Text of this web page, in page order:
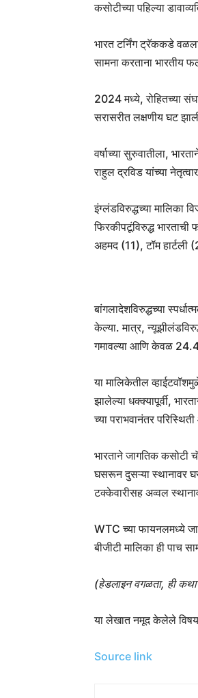
कसोटीच्या पहिल्या
भारत टर्निंग ट्रॅककडे
सामना करताना भारतीय
2024 मध्ये, रोहितच्या
सरासरीत लक्षणीय घट
वर्षाच्या सुरुवातीला,
राहुल द्रविड यांच्या
इंग्लंडविरुद्धच्या मालिका
फिरकीपटूंविरुद्ध
अहमद (11), टॉम
बांगलादेशविरुद्धच्या
केल्या. मात्र,
गमावल्या आणि केवळ 24.4
या मालिकेतील
झालेल्या धक्क्यापूर्वी,
च्या पराभवानंतर
भारताने जागतिक कसोटी
घसरून दुसऱ्या स्थानावर
टक्केवारीसह अव्वल
WTC च्या फायनलमध्ये
बीजीटी मालिका ही पाच
(हेडलाइन वगळता, ही
या लेखात नमूद केलेले विषय
Source link